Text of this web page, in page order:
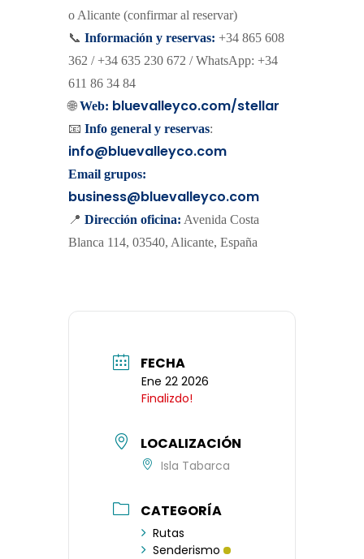
o Alicante (confirmar al reservar)
📞 Información y reservas: +34 865 608
362 / +34 635 230 672 / WhatsApp: +34
611 86 34 84
🌐Web: bluevalleyco.com/stellar
📧 Info general y reservas:
info@bluevalleyco.com
Email grupos:
business@bluevalleyco.com
📍 Dirección oficina: Avenida Costa
Blanca 114, 03540, Alicante, España
FECHA
Ene 22 2026
Finalizdo!
LOCALIZACIÓN
Isla Tabarca
CATEGORÍA
Rutas
Senderismo